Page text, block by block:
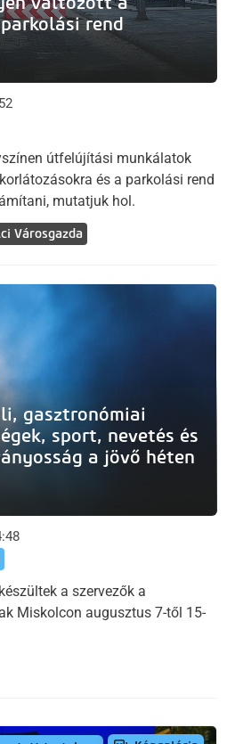
rend
útfelújítási munkálatok
és a parkolási rend
mutatjuk hol.
Városgazda
gasztronómiai
sport, nevetés és
a jövő héten
a szervezők a
Miskolcon augusztus 7-től 15-